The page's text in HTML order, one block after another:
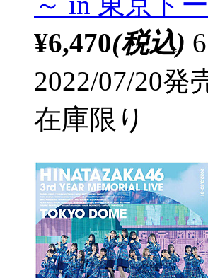
¥6,470(税込)
2022/07/20発
在庫限り